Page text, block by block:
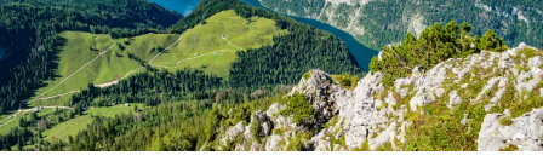
Andrang groß – früh kommen lohnt sich.
Wer mehr Natur will, sollte weiter nachSaletfahren
und von dort zumOberseewandern – ein noch
ruhigerer, fast spiegelglatter Bergsee.
Hunde & Kinderwagendürfen mit an Bord